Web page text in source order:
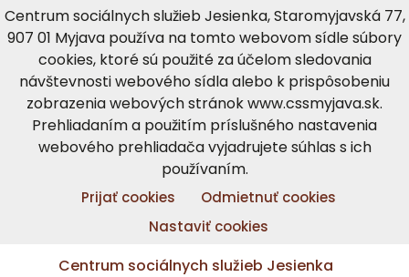
Centrum sociálnych služieb Jesienka, Staromyjavská 77,
907 01 Myjava používa na tomto webovom sídle súbory
cookies, ktoré sú použité za účelom sledovania
návštevnosti webového sídla alebo k prispôsobeniu
zobrazenia webových stránok www.cssmyjava.sk.
Prehliadaním a použitím príslušného nastavenia
webového prehliadača vyjadrujete súhlas s ich
používaním.
Prijať cookies
Odmietnuť cookies
Nastaviť cookies
Centrum sociálnych služieb Jesienka